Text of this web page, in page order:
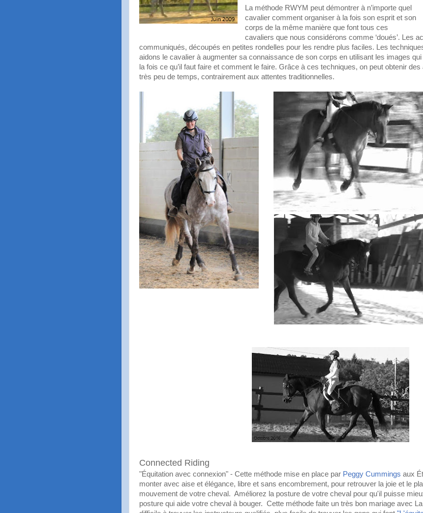
La méthode RWYM peut démontrer à n’importe quel
cavalier comment organiser à la fois son esprit et son
corps de la même manière que font tous ces
cavaliers que nous considérons comme ‘doués’. Les
communiqués, découpés en petites rondelles pour les rendre plus faciles. Les
aidons le cavalier à augmenter sa connaissance de son corps en utilisant les images
la fois ce qu’il faut faire et comment le faire. Grâce à ces techniques, on peut obtenir
très peu de temps, contrairement aux attentes traditionnelles.
Connected Riding
"Équitation avec connexion" - Cette méthode mise en place par Peggy Cummings aux
monter avec aise et élégance, libre et sans encombrement, pour retrouver la joie et le
mouvement de votre cheval. Améliorez la posture de votre cheval pour qu'il puisse
posture qui aide votre cheval à bouger. Cette méthode faite un très bon mariage avec